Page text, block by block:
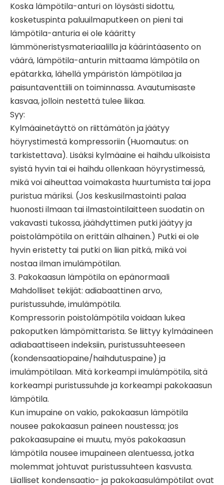
Koska lämpötila-anturi on löysästi sidottu,
kosketuspinta paluuilmaputkeen on pieni tai
lämpötila-anturia ei ole kääritty
lämmöneristysmateriaalilla ja käärintäasento on
väärä, lämpötila-anturin mittaama lämpötila on
epätarkka, lähellä ympäristön lämpötilaa ja
paisuntaventtiili on toiminnassa. Avautumisaste
kasvaa, jolloin nestettä tulee liikaa.
Syy:
Kylmäainetäyttö on riittämätön ja jäätyy
höyrystimestä kompressoriin (Huomautus: on
tarkistettava). Lisäksi kylmäaine ei haihdu ulkoisista
syistä hyvin tai ei haihdu ollenkaan höyrystimessä,
mikä voi aiheuttaa voimakasta huurtumista tai jopa
puristua märiksi. (Jos keskusilmastointi palaa
huonosti ilmaan tai ilmastointilaitteen suodatin on
vakavasti tukossa, jäähdyttimen putki jäätyy ja
poistolämpötila on erittäin alhainen.) Putki ei ole
hyvin eristetty tai putki on liian pitkä, mikä voi
nostaa ilman imulämpötilan.
3. Pakokaasun lämpötila on epänormaali
Mahdolliset tekijät: adiabaattinen arvo,
puristussuhde, imulämpötila.
Kompressorin poistolämpötila voidaan lukea
pakoputken lämpömittarista. Se liittyy kylmäaineen
adiabaattiseen indeksiin, puristussuhteeseen
(kondensaatiopaine/haihdutuspaine) ja
imulämpötilaan. Mitä korkeampi imulämpötila, sitä
korkeampi puristussuhde ja korkeampi pakokaasun
lämpötila.
Kun imupaine on vakio, pakokaasun lämpötila
nousee pakokaasun paineen noustessa; jos
pakokaasupaine ei muutu, myös pakokaasun
lämpötila nousee imupaineen alentuessa, jotka
molemmat johtuvat puristussuhteen kasvusta.
Liialliset kondensaatio- ja pakokaasulämpötilat ovat